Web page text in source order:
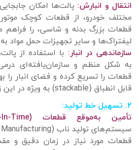
انتقال و انبارش: پالت‌ها امکان
مختلف خودرو، از قطعات کوچک
قطعات بزرگ بدنه و شاسی، را فراهم
لیفتراک‌ها و سایر تجهیزات حمل مواد
سازماندهی در انبار: با استفاده از
به شکل منظم و سازمان‌یافته‌ای
قطعات را تسریع کرده و فضای انبار را
قابل انطباق (stackable) به ویژه در این زمینه کارآمد هستند.
۲. تسهیل خط تولید:
تأمین به‌موقع قطعات (Just-In-Time):
قطعات مورد نیاز در زمان دقیق و